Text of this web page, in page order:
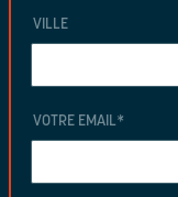
VILLE
VOTRE EMAIL*